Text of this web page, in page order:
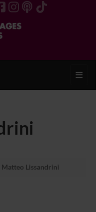
Matteo Lissandrini